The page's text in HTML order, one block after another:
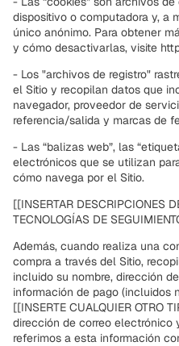
dispositivo o computadora y, a
único anónimo. Para obtener
y cómo desactivarlas, visite
- Los "archivos de registro"
el Sitio y recopilan datos que
navegador, proveedor de
referencia/salida y marcas de
- Las “balizas web”, las
electrónicos que se utilizan
cómo navega por el Sitio.
[[INSERTAR DESCRIPCIONES
TECNOLOGÍAS DE
Además, cuando realiza una
compra a través del Sitio,
incluido su nombre, dirección
información de pago (incluidos
[[INSERTE CUALQUIER OTRO
dirección de correo electrónico
referimos a esta información